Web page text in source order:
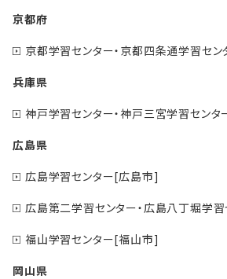
京都府
京都学習センター・京都四条通学習セ
兵庫県
神戸学習センター・神戸三宮学習セン
広島県
広島学習センター[広島市]
広島第二学習センター・広島八丁堀学
福山学習センター[福山市]
岡山県